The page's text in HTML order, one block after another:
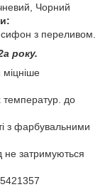
Чорний
сифон з переливом.
року.
міцніше
температур. до
з фарбувальними
не затримуються